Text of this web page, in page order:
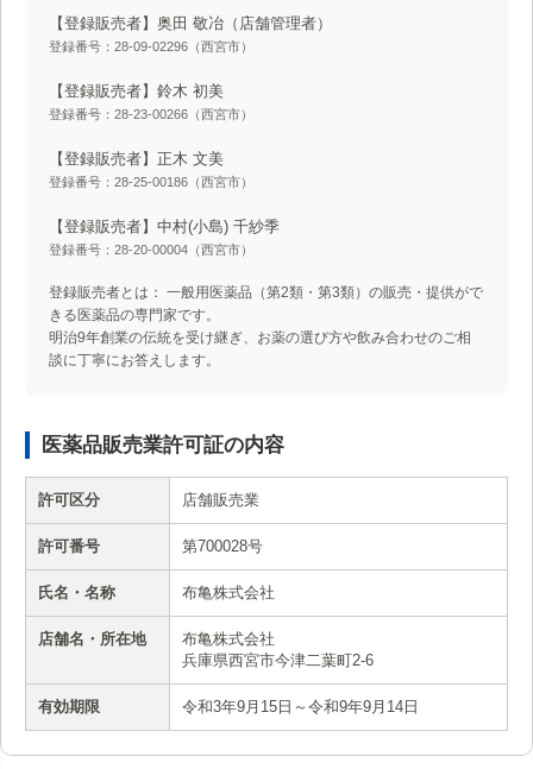
【登録販売者】奥田 敬冶 （店舗管理者）
登録番号：28-09-02296（西宮市）
【登録販売者】鈴木 初美
登録番号：28-23-00266（西宮市）
【登録販売者】正木 文美
登録番号：28-25-00186（西宮市）
【登録販売者】中村(小島) 千紗季
登録番号：28-20-00004（西宮市）
登録販売者とは： 一般用医薬品（第2類・第3類）の販売・提供がで
きる医薬品の専門家です。
明治9年創業の伝統を受け継ぎ、お薬の選び方や飲み合わせのご相
談に丁寧にお答えします。
医薬品販売業許可証の内容
許可区分 店舗販売業
許可番号 第700028号
氏名・名称 布亀株式会社
店舗名・所在地
布亀株式会社
兵庫県西宮市今津二葉町2-6
有効期限 令和3年9月15日～令和9年9月14日